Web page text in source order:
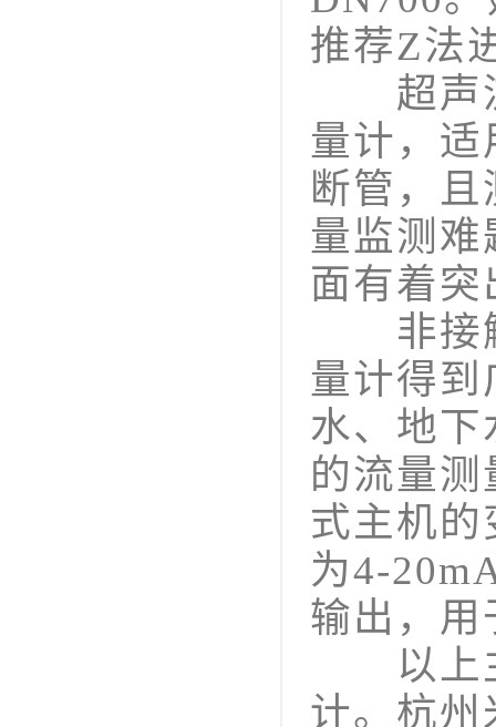
推荐Z法
超声流
量计，
断管，
量监测
面有着
非接触
量计得
水、地下
的流量
式主机
为4-
输出，用
以上主
计。杭州